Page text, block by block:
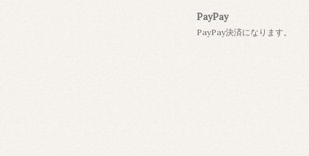
PayPay
PayPay決済になります。